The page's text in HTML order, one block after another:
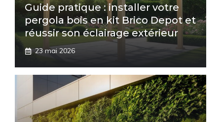
Guide pratique : installer votre
pergola bois en kit Brico Depot et
réussir son éclairage extérieur
23 mai 2026